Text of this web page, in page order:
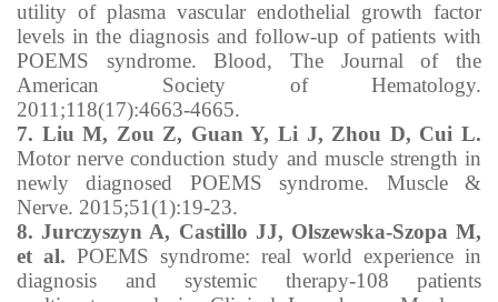
utility of plasma vascular endothelial growth factor
levels in the diagnosis and follow-up of patients with
POEMS syndrome. Blood, The Journal of the
American Society of Hematology.
2011;118(17):4663-4665.
7. Liu M, Zou Z, Guan Y, Li J, Zhou D, Cui L.
Motor nerve conduction study and muscle strength in
newly diagnosed POEMS syndrome. Muscle &
Nerve. 2015;51(1):19-23.
8. Jurczyszyn A, Castillo JJ, Olszewska-Szopa M,
et al. POEMS syndrome: real world experience in
diagnosis and systemic therapy-108 patients